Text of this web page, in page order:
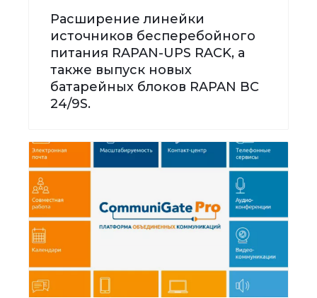
Расширение линейки
источников бесперебойного
питания RAPAN-UPS RACK, а
также выпуск новых
батарейных блоков RAPAN BC
24/9S.